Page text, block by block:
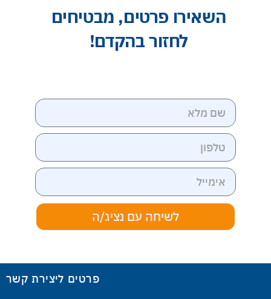
השאירו פרטים, מבטיחים
לחזור בהקדם!
לשיחה עם נציג/ה
פרטים ליצירת קשר